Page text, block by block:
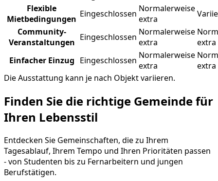
Flexible
Mietbedingungen Eingeschlossen Normalerweise
extra
Community-
Veranstaltungen Eingeschlossen Normalerweise
extra
extra
Einfacher Einzug Eingeschlossen Normalerweise
extra
extra
Die Ausstattung kann je nach Objekt variieren.
Finden Sie die richtige Gemeinde für
Ihren Lebensstil
Entdecken Sie Gemeinschaften, die zu Ihrem
Tagesablauf, Ihrem Tempo und Ihren Prioritäten passen
- von Studenten bis zu Fernarbeitern und jungen
Berufstätigen.